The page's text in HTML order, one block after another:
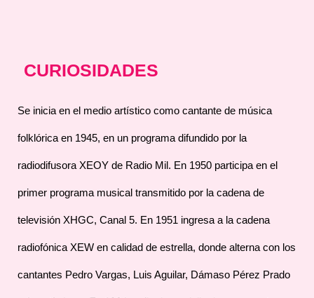
CURIOSIDADES
Se inicia en el medio artístico como cantante de música
folklórica en 1945, en un programa difundido por la
radiodifusora XEOY de Radio Mil. En 1950 participa en el
primer programa musical transmitido por la cadena de
televisión XHGC, Canal 5. En 1951 ingresa a la cadena
radiofónica XEW en calidad de estrella, donde alterna con los
cantantes Pedro Vargas, Luis Aguilar, Dámaso Pérez Prado